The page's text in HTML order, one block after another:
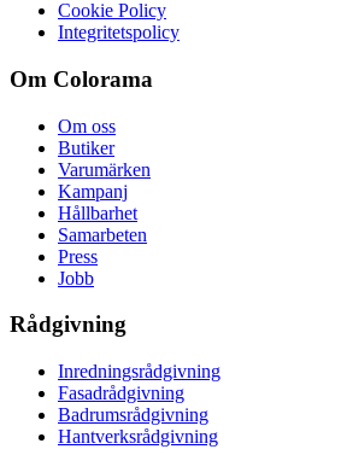
Cookie Policy
Integritetspolicy
Om Colorama
Om oss
Butiker
Varumärken
Kampanj
Hållbarhet
Samarbeten
Press
Jobb
Rådgivning
Inredningsrådgivning
Fasadrådgivning
Badrumsrådgivning
Hantverksrådgivning